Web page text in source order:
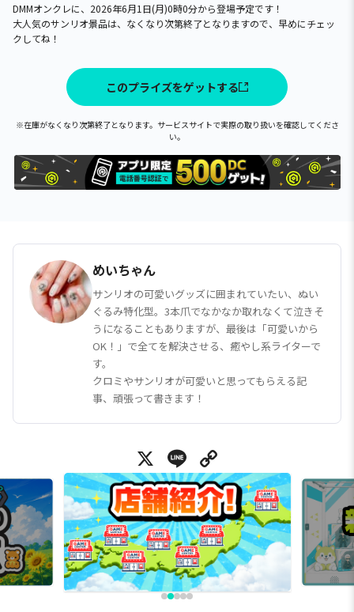
DMMオンクレに、2026年6月1日(月)0時0分から登場予定です！
大人気のサンリオ景品は、なくなり次第終了となりますので、早めにチェッ
クしてね！
このプライズをゲットする
※在庫がなくなり次第終了となります。サービスサイトで実際の取り扱いを確認してくださ
い。
めいちゃん
サンリオの可愛いグッズに囲まれていたい、ぬい
ぐるみ特化型。3本爪でなかなか取れなくて泣きそ
うになることもありますが、最後は「可愛いから
OK！」で全てを解決させる、癒やし系ライターで
す。
クロミやサンリオが可愛いと思ってもらえる記
事、頑張って書きます！
X Line